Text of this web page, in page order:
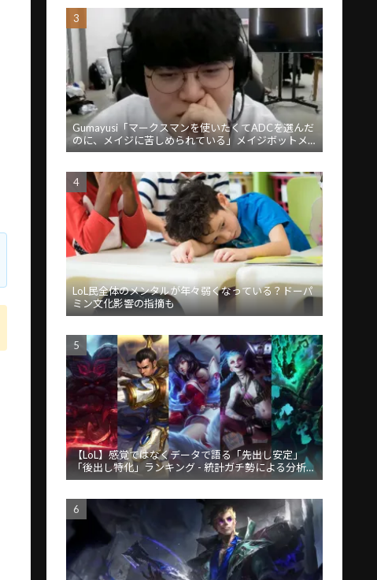
Gumayusi「マークスマンを使いたくてADCを選んだ
のに、メイジに苦しめられている」メイジボットメ
タに苦言
LoL民全体のメンタルが年々弱くなっている？ドーパ
ミン文化影響の指摘も
【LoL】感覚ではなくデータで語る「先出し安定」
「後出し特化」ランキング - 統計ガチ勢による分析が
話題